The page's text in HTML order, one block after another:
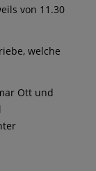
von 11.30
welche
Ott und